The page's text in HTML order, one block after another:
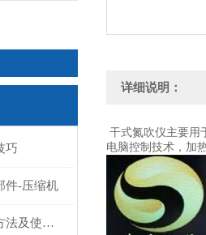
巧
件-压缩机
高速电动离心机的安装方法及使用注意事项介绍
详细说明：
干式氮吹仪主要用
电脑控制技术，加